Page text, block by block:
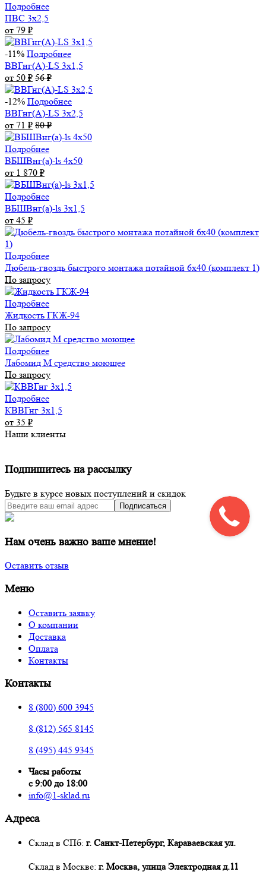
Подробнее
ПВС 3х2,5
от 79 ₽
-11% Подробнее
ВВГнг(А)-LS 3х1,5
от 50 ₽ 56₽
-12% Подробнее
ВВГнг(А)-LS 3х2,5
от 71 ₽ 80₽
Подробнее
ВБШВнг(а)-ls 4x50
от 1 870 ₽
Подробнее
ВБШВнг(а)-ls 3х1,5
от 45 ₽
Подробнее
Дюбель-гвоздь быстрого монтажа потайной 6х40 (комплект 1)
По запросу
Подробнее
Жидкость ГКЖ-94
По запросу
Подробнее
Лабомид М средство моющее
По запросу
Подробнее
КВВГнг 3х1,5
от 35 ₽
Наши клиенты
Подпишитесь на рассылку
Будьте в курсе новых поступлений и скидок
Подписаться
Нам очень важно ваше мнение!
Оставить отзыв
Меню
Оставить заявку
О компании
Доставка
Оплата
Контакты
Контакты
8 (800) 600 3945
8 (812) 565 8145
8 (495) 445 9345
Часы работы
с 9:00 до 18:00
info@1-sklad.ru
Адреса
Склад в СПб: г. Санкт-Петербург, Караваевская ул.
Склад в Москве: г. Москва, улица Электродная д.11